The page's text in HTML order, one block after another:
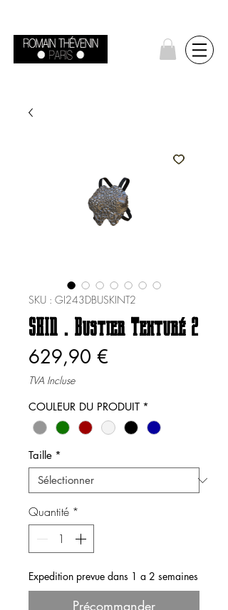
SKU : GI243DBUSKINT2
SKIN . Bustier Texturé 2
629,90 €
TVA Incluse
COULEUR DU PRODUIT *
Taille *
Quantité *
Expedition prevue dans 1 a 2 semaines
Précommander